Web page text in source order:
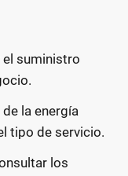
suministro
la energía
tipo de servicio.
los